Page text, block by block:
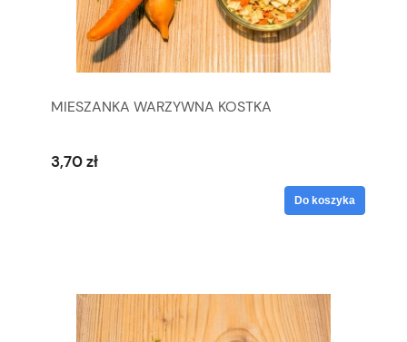
MIESZANKA WARZYWNA KOSTKA
3,70 zł
Do koszyka